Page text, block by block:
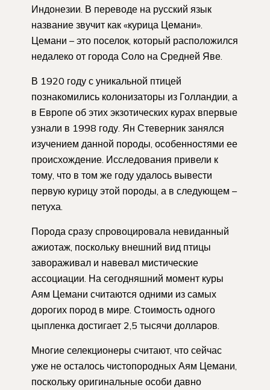
Индонезии. В переводе на русский язык
название звучит как «курица Цемани».
Цемани – это поселок, который расположился
недалеко от города Соло на Средней Яве.
В 1920 году с уникальной птицей
познакомились колонизаторы из Голландии, а
в Европе об этих экзотических курах впервые
узнали в 1998 году. Ян Стеверник занялся
изучением данной породы, особенностями ее
происхождение. Исследования привели к
тому, что в том же году удалось вывести
первую курицу этой породы, а в следующем –
петуха.
Порода сразу спровоцировала невиданный
ажиотаж, поскольку внешний вид птицы
завораживал и навевал мистические
ассоциации. На сегодняшний момент куры
Аям Цемани считаются одними из самых
дорогих пород в мире. Стоимость одного
цыпленка достигает 2,5 тысячи долларов.
Многие селекционеры считают, что сейчас
уже не осталось чистопородных Аям Цемани,
поскольку оригинальные особи давно